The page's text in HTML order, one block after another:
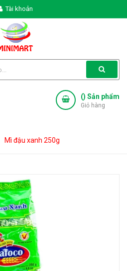
Tài khoản
() Sản phẩm
Giỏ hàng
Mì đậu xanh 250g